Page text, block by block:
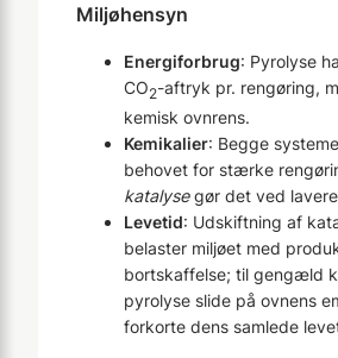
Miljøhensyn
Energiforbrug: Pyrolyse
CO2-aftryk pr. rengøring,
kemisk ovnrens.
Kemikalier: Begge
behovet for stærke
katalysegør det ved
Levetid: Udskiftning af
belaster miljøet med
bortskaffelse; til gengæld
pyrolyse slide på ovnens
forkorte dens samlede